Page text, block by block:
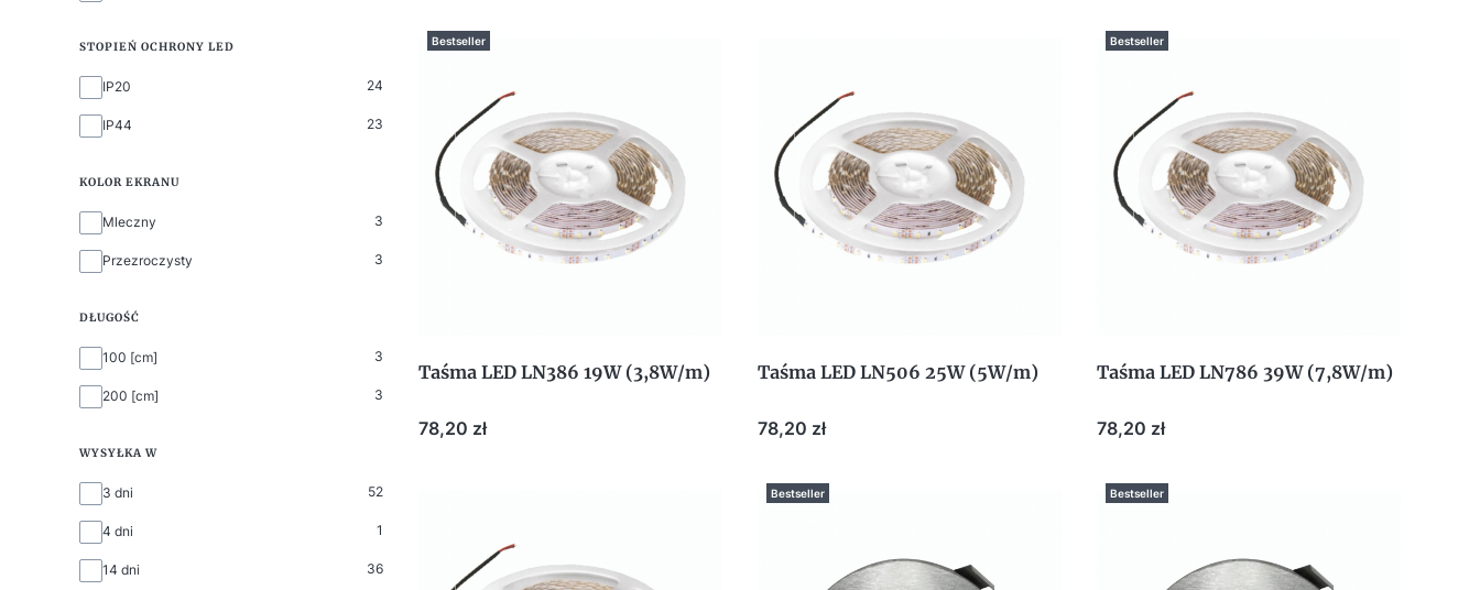
STOPIEŃ OCHRONY LED
Stopień ochrony LED
IP20 24
IP44 23
KOLOR EKRANU
Kolor ekranu
Mleczny 3
Przezroczysty 3
DŁUGOŚĆ
Długość
100 [cm] 3
200 [cm] 3
WYSYŁKA W
Wysyłka w
3 dni 52
4 dni 1
14 dni 36
Bestseller
Taśma LED LN386 19W (3,8W/m)
Cena
78,20 zł
Taśma LED LN506 25W (5W/m)
Cena
78,20 zł
Bestseller
Taśma LED LN786 39W (7,8W/m)
Cena
78,20 zł
Bestseller Bestseller